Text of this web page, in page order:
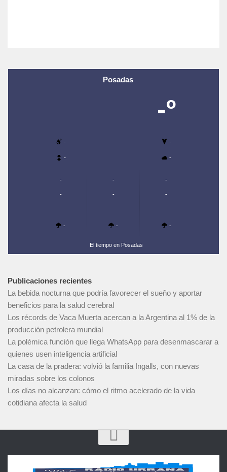
Posadas
-º
- -
- -
-
-
-
-
-
-
-
-
-
El tiempo en Posadas
Publicaciones recientes
La bebida nocturna que podría favorecer el sueño y aportar
beneficios para la salud cerebral
Los récords de Vaca Muerta acercan a la Argentina al 1% de la
producción petrolera mundial
La polémica función que llega WhatsApp para desenmascarar a
quienes usen inteligencia artificial
La casa de la pradera: volvió la familia Ingalls, con nuevas
miradas sobre los colonos
Los días no alcanzan: cómo el ritmo acelerado de la vida
cotidiana afecta la salud